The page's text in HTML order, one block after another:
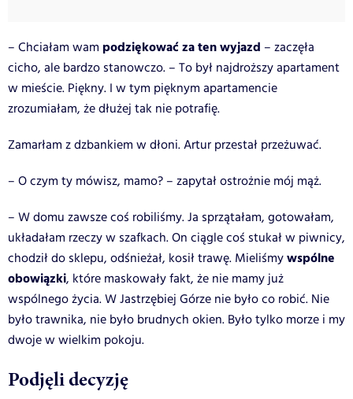
– Chciałam wam podziękować za ten wyjazd – zaczęła
cicho, ale bardzo stanowczo. – To był najdroższy apartament
w mieście. Piękny. I w tym pięknym apartamencie
zrozumiałam, że dłużej tak nie potrafię.
Zamarłam z dzbankiem w dłoni. Artur przestał przeżuwać.
– O czym ty mówisz, mamo? – zapytał ostrożnie mój mąż.
– W domu zawsze coś robiliśmy. Ja sprzątałam, gotowałam,
układałam rzeczy w szafkach. On ciągle coś stukał w piwnicy,
chodził do sklepu, odśnieżał, kosił trawę. Mieliśmywspólne
obowiązki, które maskowały fakt, że nie mamy już
wspólnego życia. W Jastrzębiej Górze nie było co robić. Nie
było trawnika, nie było brudnych okien. Było tylko morze i my
dwoje w wielkim pokoju.
Podjęli decyzję